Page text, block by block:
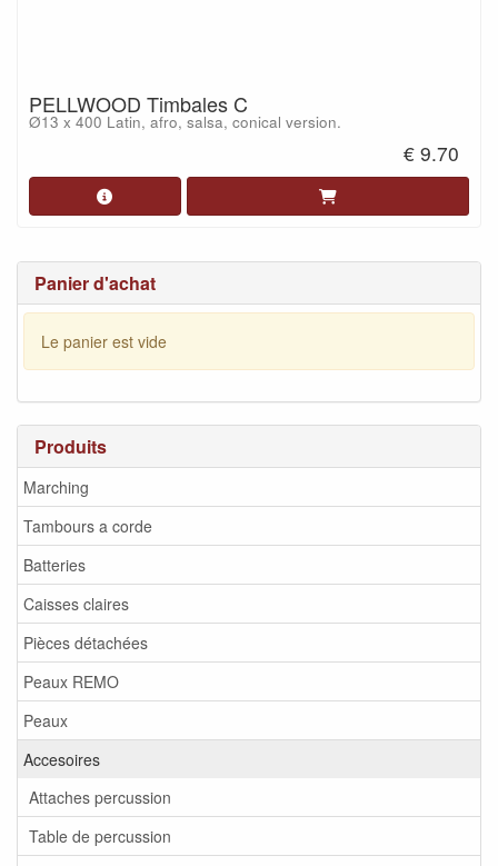
Panier d'achat
Le panier est vide
Produits
Marching
Tambours a corde
Batteries
Caisses claires
Pièces détachées
Peaux REMO
Peaux
Accesoires
Attaches percussion
Table de percussion
PELLWOOD Timbales C
Ø13 x 400 Latin, afro, salsa, conical version.
€ 9.70